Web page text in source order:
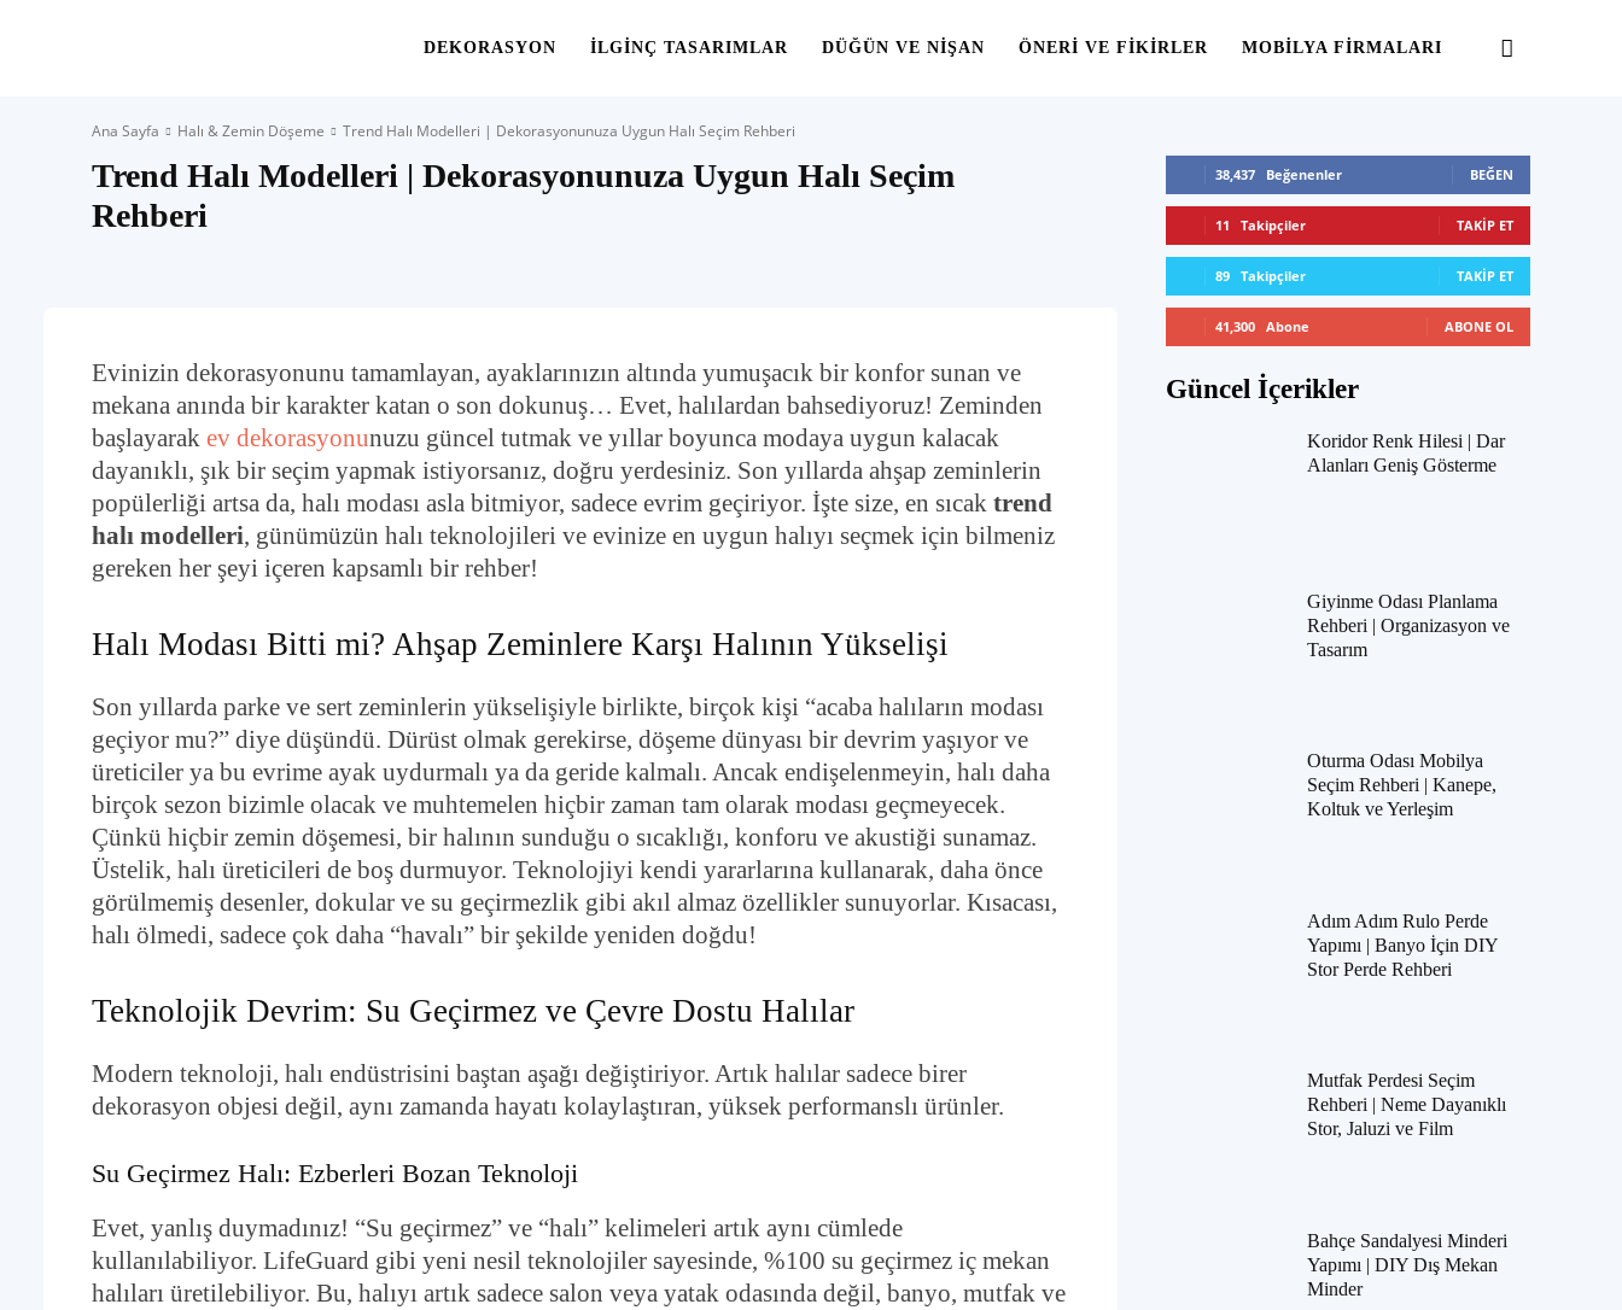
Alanınıza
DEKORASYON İLGINÇ TASARIMLAR DÜĞÜN VE NIŞAN ÖNERI VE FIKIRLER MOBILYA FIRMALARI
Ana Sayfa Halı & Zemin Döşeme Trend Halı Modelleri | Dekorasyonunuza Uygun Halı Seçim Rehberi
Trend Halı Modelleri | Dekorasyonunuza Uygun Halı Seçim
Rehberi
Evinizin dekorasyonunu tamamlayan, ayaklarınızın altında yumuşacık bir konfor sunan ve
mekana anında bir karakter katan o son dokunuş… Evet, halılardan bahsediyoruz! Zeminden
başlayarak ev dekorasyonunuzu güncel tutmak ve yıllar boyunca modaya uygun kalacak
dayanıklı, şık bir seçim yapmak istiyorsanız, doğru yerdesiniz. Son yıllarda ahşap zeminlerin
popülerliği artsa da, halı modası asla bitmiyor, sadece evrim geçiriyor. İşte size, en sıcak trend
halı modelleri, günümüzün halı teknolojileri ve evinize en uygun halıyı seçmek için bilmeniz
gereken her şeyi içeren kapsamlı bir rehber!
Halı Modası Bitti mi? Ahşap Zeminlere Karşı Halının Yükselişi
Son yıllarda parke ve sert zeminlerin yükselişiyle birlikte, birçok kişi “acaba halıların modası
geçiyor mu?” diye düşündü. Dürüst olmak gerekirse, döşeme dünyası bir devrim yaşıyor ve
üreticiler ya bu evrime ayak uydurmalı ya da geride kalmalı. Ancak endişelenmeyin, halı daha
birçok sezon bizimle olacak ve muhtemelen hiçbir zaman tam olarak modası geçmeyecek.
Çünkü hiçbir zemin döşemesi, bir halının sunduğu o sıcaklığı, konforu ve akustiği sunamaz.
Üstelik, halı üreticileri de boş durmuyor. Teknolojiyi kendi yararlarına kullanarak, daha önce
görülmemiş desenler, dokular ve su geçirmezlik gibi akıl almaz özellikler sunuyorlar. Kısacası,
halı ölmedi, sadece çok daha “havalı” bir şekilde yeniden doğdu!
Teknolojik Devrim: Su Geçirmez ve Çevre Dostu Halılar
Modern teknoloji, halı endüstrisini baştan aşağı değiştiriyor. Artık halılar sadece birer
dekorasyon objesi değil, aynı zamanda hayatı kolaylaştıran, yüksek performanslı ürünler.
Su Geçirmez Halı: Ezberleri Bozan Teknoloji
Evet, yanlış duymadınız! “Su geçirmez” ve “halı” kelimeleri artık aynı cümlede
kullanılabiliyor. LifeGuard gibi yeni nesil teknolojiler sayesinde, %100 su geçirmez iç mekan
halıları üretilebiliyor. Bu, halıyı artık sadece salon veya yatak odasında değil, banyo, mutfak ve
38,437 Beğenenler BEĞEN
11 Takipçiler TAKIP ET
89 Takipçiler TAKIP ET
41,300 Abone ABONE OL
Güncel İçerikler
Koridor Renk Hilesi | Dar
Alanları Geniş Gösterme
Giyinme Odası Planlama
Rehberi | Organizasyon ve
Tasarım
Oturma Odası Mobilya
Seçim Rehberi | Kanepe,
Koltuk ve Yerleşim
Adım Adım Rulo Perde
Yapımı | Banyo İçin DIY
Stor Perde Rehberi
Mutfak Perdesi Seçim
Rehberi | Neme Dayanıklı
Stor, Jaluzi ve Film
Bahçe Sandalyesi Minderi
Yapımı | DIY Dış Mekan
Minder